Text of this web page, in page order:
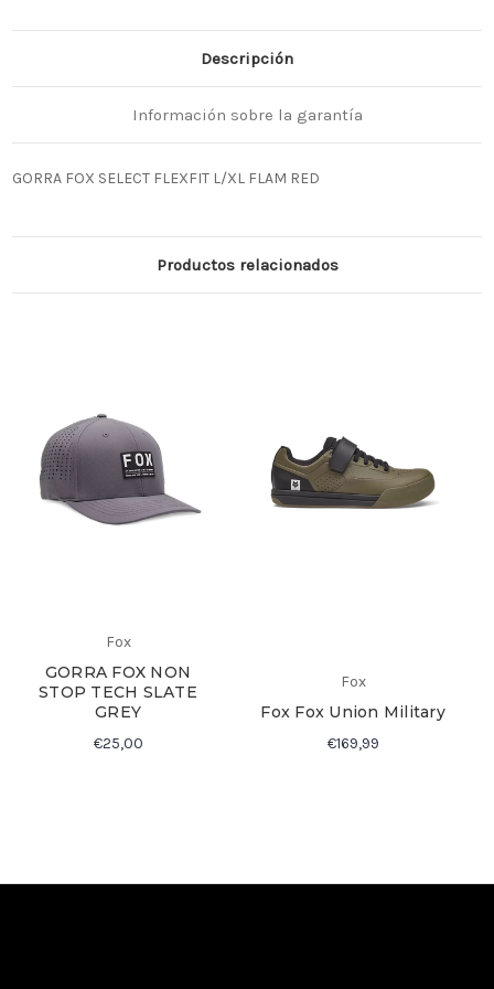
Descripción
Información sobre la garantía
GORRA FOX SELECT FLEXFIT L/XL FLAM RED
Productos relacionados
Fox
GORRA FOX NON
STOP TECH SLATE
GREY
€25,00
Fox
Fox Fox Union Military
€169,99